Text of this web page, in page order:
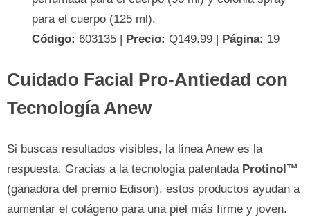
para el cuerpo (125 ml).
Código: 603135 | Precio: Q149.99 | Página: 19
Cuidado Facial Pro-Antiedad con
Tecnología Anew
Si buscas resultados visibles, la línea Anew es la
respuesta. Gracias a la tecnología patentada Protinol™
(ganadora del premio Edison), estos productos ayudan a
aumentar el colágeno para una piel más firme y joven.